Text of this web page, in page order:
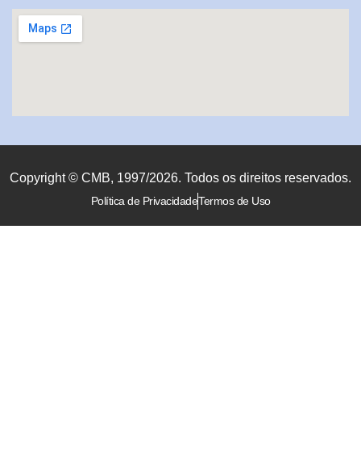
Copyright © CMB, 1997/2026. Todos os direitos reservados.
Política de PrivacidadeTermos de Uso